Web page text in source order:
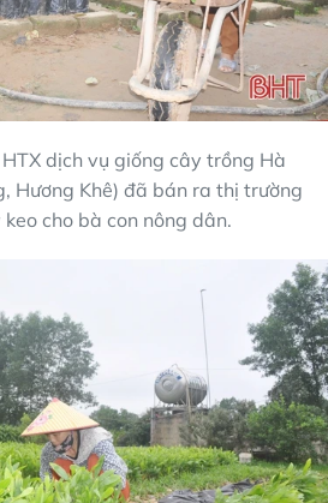
dịch vụ giống cây trồng Hà
Hương Khê) đã bán ra thị trường
cho bà con nông dân.